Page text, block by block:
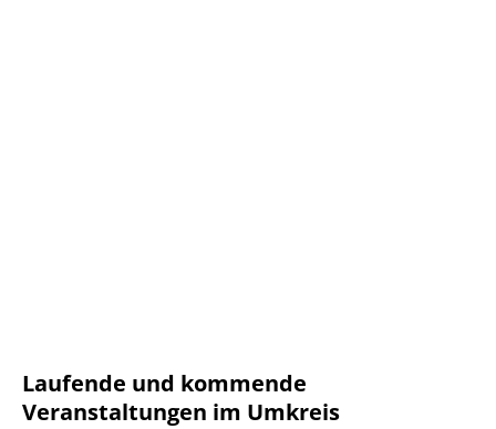
Laufende und kommende
Veranstaltungen im Umkreis